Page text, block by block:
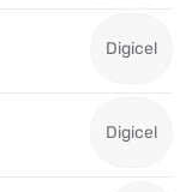
Digicel
Digicel